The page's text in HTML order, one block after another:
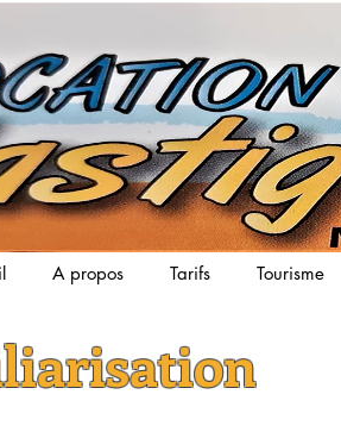
A propos Tarifs Tourisme